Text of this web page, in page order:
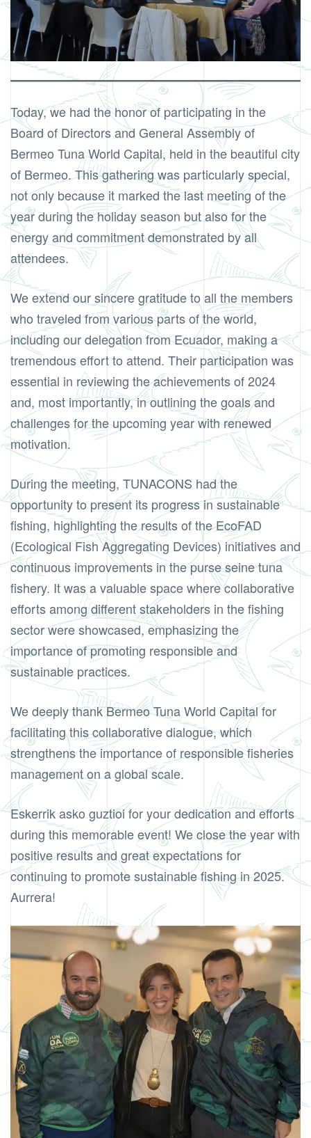
Today, we had the honor of participating in the
Board of Directors and General Assembly of
Bermeo Tuna World Capital, held in the beautiful city
of Bermeo. This gathering was particularly special,
not only because it marked the last meeting of the
year during the holiday season but also for the
energy and commitment demonstrated by all
attendees.
We extend our sincere gratitude to all the members
who traveled from various parts of the world,
including our delegation from Ecuador, making a
tremendous effort to attend. Their participation was
essential in reviewing the achievements of 2024
and, most importantly, in outlining the goals and
challenges for the upcoming year with renewed
motivation.
During the meeting, TUNACONS had the
opportunity to present its progress in sustainable
fishing, highlighting the results of the EcoFAD
(Ecological Fish Aggregating Devices) initiatives and
continuous improvements in the purse seine tuna
fishery. It was a valuable space where collaborative
efforts among different stakeholders in the fishing
sector were showcased, emphasizing the
importance of promoting responsible and
sustainable practices.
We deeply thank Bermeo Tuna World Capital for
facilitating this collaborative dialogue, which
strengthens the importance of responsible fisheries
management on a global scale.
Eskerrik asko guztioi for your dedication and efforts
during this memorable event! We close the year with
positive results and great expectations for
continuing to promote sustainable fishing in 2025.
Aurrera!